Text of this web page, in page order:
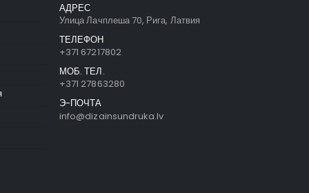
АДРЕС
Улица Лачплеша 70, Рига, Латвия
ТЕЛЕФОН
+371 67217802
МОБ. ТЕЛ.
+371 27863280
Э-ПОЧТА
info@dizainsundruka.lv